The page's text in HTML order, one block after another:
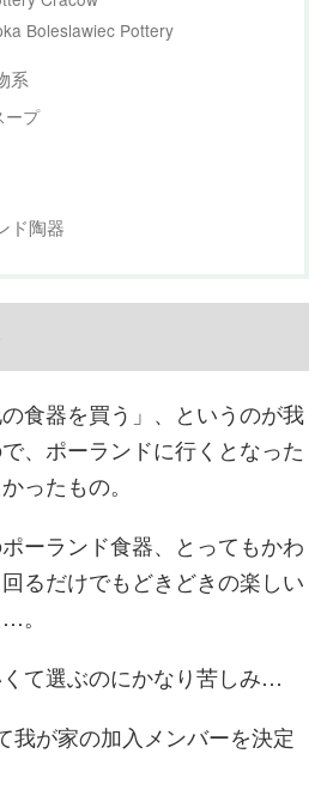
Boleslawiec Pottery
系
ープ
ド陶器
食器を買う」、というのが我
、ポーランドに行くとなった
ったもの。
ーランド食器、とってもかわ
るだけでもどきどきの楽しい
。
て選ぶのにかなり苦しみ…
我が家の加入メンバーを決定